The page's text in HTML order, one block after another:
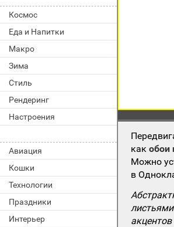
Космос
Еда и Напитки
Макро
Зима
Стиль
Рендеринг
Настроения
Авиация
Кошки
Технологии
Праздники
Интерьер
какобои
Можно
в